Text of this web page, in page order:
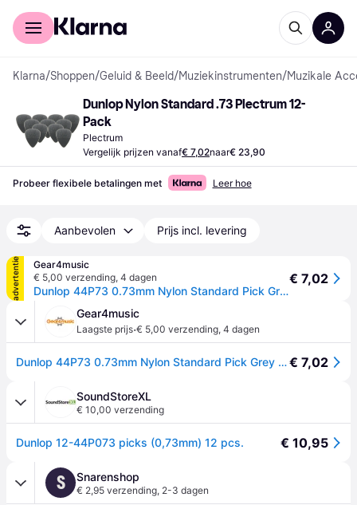
Voor shoppers
Klarna/Shoppen/Geluid & Beeld/Muziekinstrumenten/Muzikale
Dunlop Nylon Standard .73 Plectrum 12-
Pack
Plectrum
Vergelijk prijzen vanaf€ 7,02naar€ 23,90
Probeer flexibele betalingen met Leer hoe
Aanbevolen Prijs incl. levering
advertentie
Gear4music
€ 5,00 verzending, 4 dagen
Dunlop 44P73 0.73mm Nylon Standard Pick Grey Players Pack of 12
€ 7,02
Gear4music
Laagste prijs·€ 5,00 verzending, 4 dagen
Dunlop 44P73 0.73mm Nylon Standard Pick Grey Players Pack of 12€ 7,02
SoundStoreXL
€ 10,00 verzending
Dunlop 12-44P073 picks (0,73mm) 12 pcs. € 10,95
S Snarenshop
€ 2,95 verzending, 2-3 dagen